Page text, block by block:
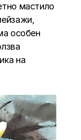
мастило
особен
на